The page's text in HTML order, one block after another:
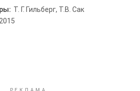
Т. Г. Гильберг, Т.В. Сак
2015